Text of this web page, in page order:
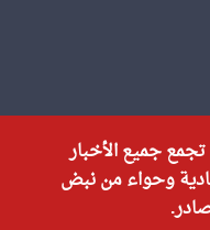
جميع الأخبار
وحواء من نبض